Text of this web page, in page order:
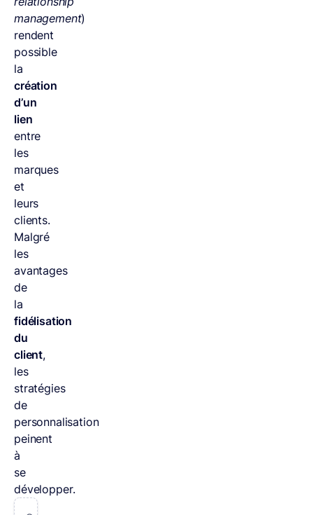
management)
rendent
possible
la
création
d’un
lien
entre
les
marques
et
leurs
clients.
Malgré
les
avantages
de
la
fidélisation
du
client,
les
stratégies
de
personnalisation
peinent
à
se
développer.